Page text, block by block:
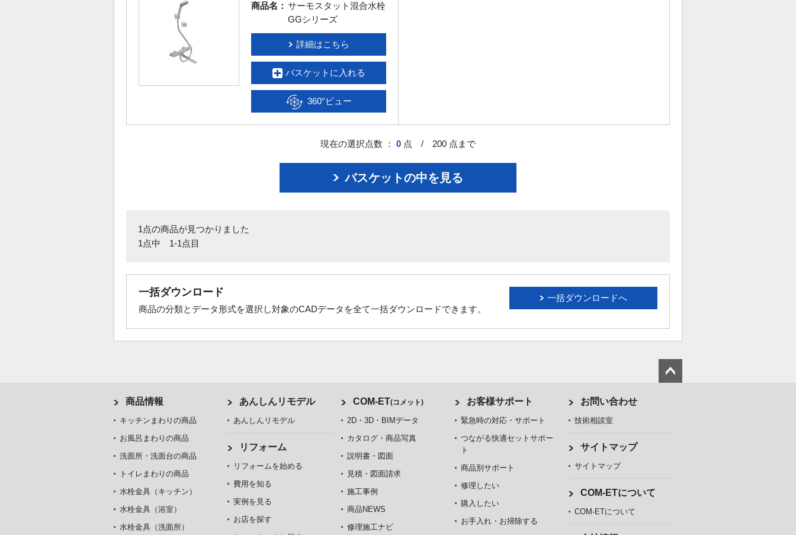
商品名： サーモスタット混合水栓
GGシリーズ
詳細はこちら
バスケットに入れる
360°ビュー
現在の選択点数 ： 0 点 / 200 点まで
バスケットの中を見る
1点の商品が見つかりました
1点中 1-1点目
一括ダウンロードへ
一括ダウンロード
商品の分類とデータ形式を選択し対象のCADデータを全て一括ダウンロードできます。
商品情報
キッチンまわりの商品
お風呂まわりの商品
洗面所・洗面台の商品
トイレまわりの商品
水栓金具（キッチン）
水栓金具（浴室）
水栓金具（洗面所）
あんしんリモデル
あんしんリモデル
リフォーム
リフォームを始める
費用を知る
実例を見る
お店を探す
COM-ET(コメット)
2D・3D・BIMデータ
カタログ・商品写真
説明書・図面
見積・図面請求
施工事例
商品NEWS
修理施工ナビ
お客様サポート
緊急時の対応・サポート
つながる快適セットサポー
ト
商品別サポート
修理したい
購入したい
お手入れ・お掃除する
お問い合わせ
技術相談室
サイトマップ
サイトマップ
COM-ETについて
COM-ETについて